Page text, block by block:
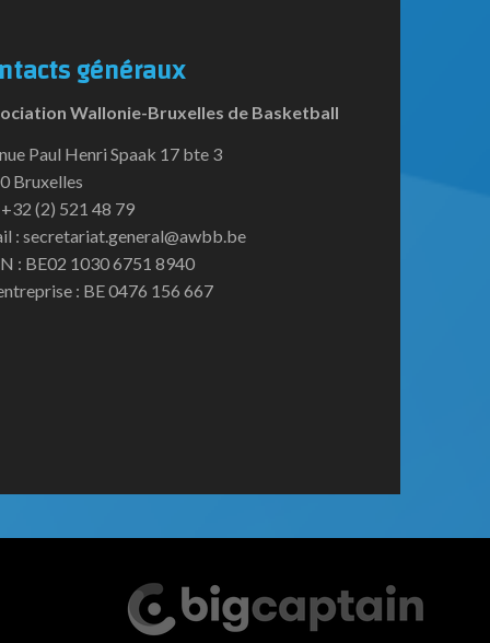
généraux
Wallonie-Bruxelles de Basketball
Paul Henri Spaak 17 bte 3
Bruxelles
(2) 521 48 79
: secretariat.general@awbb.be
: BE02 1030 6751 8940
: BE 0476 156 667